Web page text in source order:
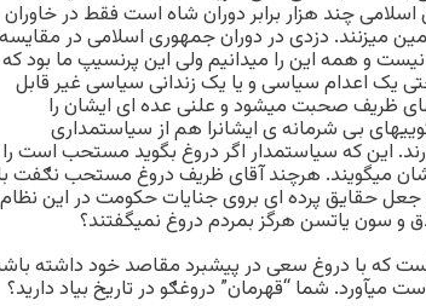
چند هزار برابر دوران شاه است فقط در خاوران
میزنند. دزدی در دوران جمهوری اسلامی در مقایسه
و همه این را میدانیم ولی این پرنسیپ ما بود
یک اعدام سیاسی و یا یک زندانی سیاسی غیر قابل
ظریف صحبت میشود و علنی عده ای ایشان را
بی شرمانه ی ایشانرا هم از سیاستمداری
این که سیاستمدار اگر دروغ بگوید مستحب است را
میگویند. هرچند آقای ظریف دروغ مستحب نګفت
حقایق پرده ای بروی جنایات حکومت در این نظام
و سون یاتسن هرگز بمردم دروغ نميگفتند؟
که با دروغ سعی در پیشبرد مقاصد خود داشته
شما “قهرمان” دروغګو در تاریخ بیاد دارید؟